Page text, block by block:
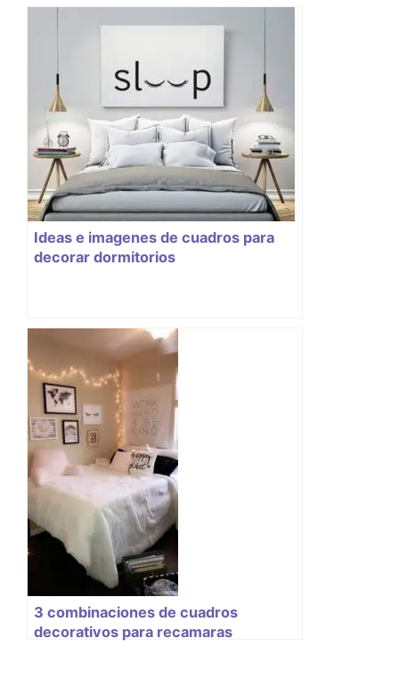
Ideas e imagenes de cuadros para
decorar dormitorios
3 combinaciones de cuadros
decorativos para recamaras